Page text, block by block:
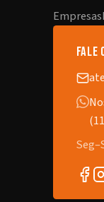
Empresas
fale